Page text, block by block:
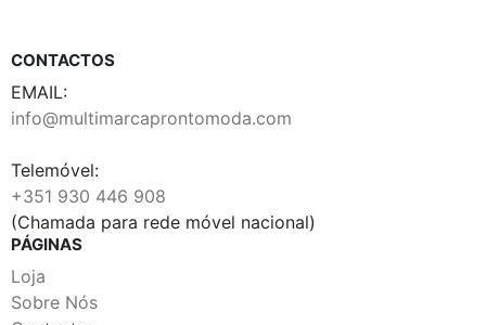
CONTACTOS
EMAIL:
info@multimarcaprontomoda.com
Telemóvel:
+351 930 446 908
(Chamada para rede móvel nacional)
PÁGINAS
Loja
Sobre Nós